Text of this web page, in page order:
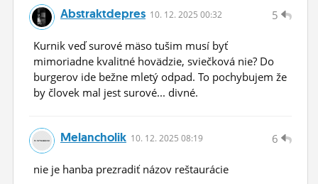
5
Abstraktdepres 10. 12. 2025 00:32
Kurnik veď surové mäso tušim musí byť
mimoriadne kvalitné hovädzie, sviečková nie? Do
burgerov ide bežne mletý odpad. To pochybujem že
by človek mal jest surové... divné.
6
Melancholik 10. 12. 2025 08:19
nie je hanba prezradiť názov reštaurácie